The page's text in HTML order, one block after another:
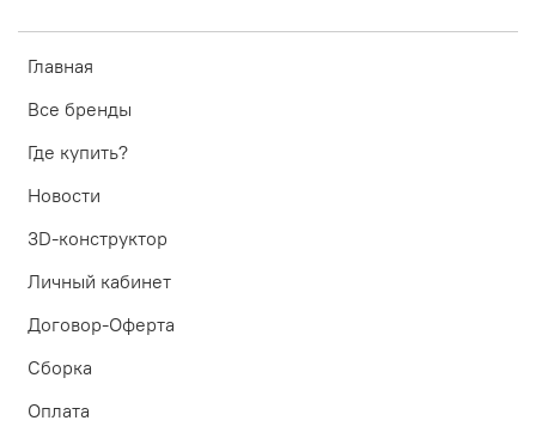
Главная
Все бренды
Где купить?
Новости
3D-конструктор
Личный кабинет
Договор-Оферта
Сборка
Оплата